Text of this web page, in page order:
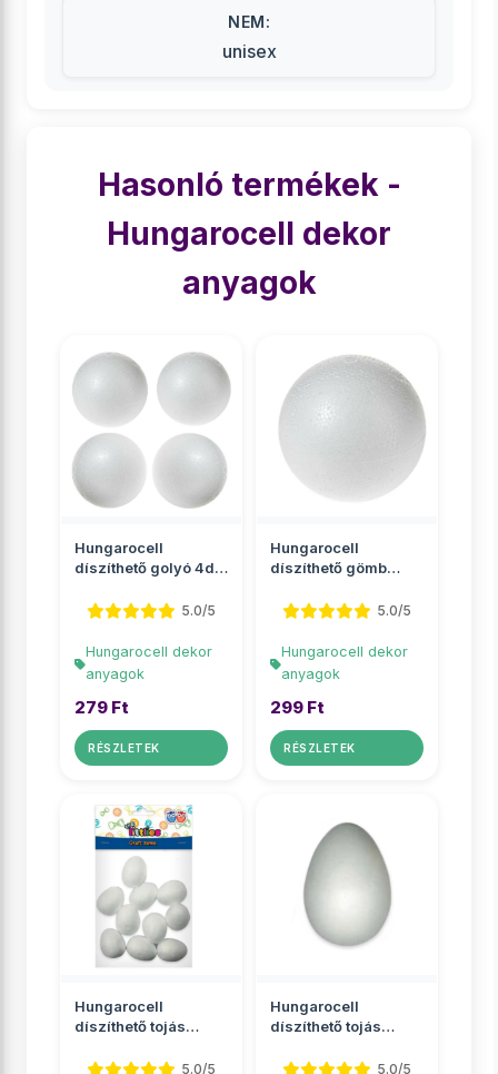
NEM:
unisex
Hasonló termékek -
Hungarocell dekor
anyagok
Hungarocell
díszíthető golyó 4db
5.0/5
Hungarocell dekor
anyagok
279 Ft
RÉSZLETEK
Hungarocell
díszíthető gömb
5.0/5
Hungarocell dekor
anyagok
299 Ft
RÉSZLETEK
Hungarocell
díszíthető tojás
5.0/5
Hungarocell
díszíthető tojás
5.0/5